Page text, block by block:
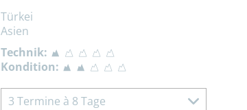
Türkei
Asien
Technik:
Kondition:
3 Termine à 8 Tage